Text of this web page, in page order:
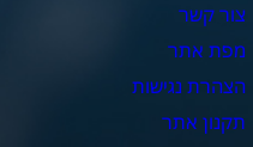
צור קשר
מפת אתר
הצהרת נגישות
תקנון אתר